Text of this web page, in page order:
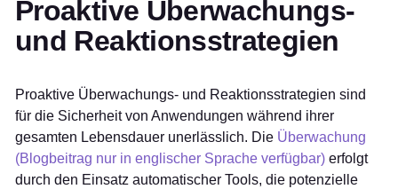
Proaktive Überwachungs-
und Reaktionsstrategien
Proaktive Überwachungs- und Reaktionsstrategien sind
für die Sicherheit von Anwendungen während ihrer
gesamten Lebensdauer unerlässlich. Die Überwachung
(Blogbeitrag nur in englischer Sprache verfügbar) erfolgt
durch den Einsatz automatischer Tools, die potenzielle